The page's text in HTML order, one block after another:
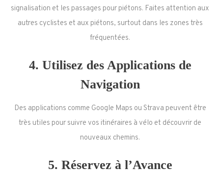
signalisation et les passages pour piétons. Faites attention aux
autres cyclistes et aux piétons, surtout dans les zones très
fréquentées.
4. Utilisez des Applications de
Navigation
Des applications comme Google Maps ou Strava peuvent être
très utiles pour suivre vos itinéraires à vélo et découvrir de
nouveaux chemins.
5. Réservez à l’Avance